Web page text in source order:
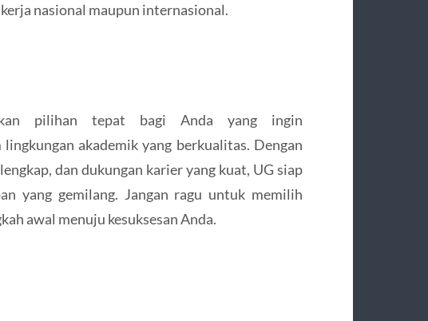
nasional maupun internasional.
pilihan tepat bagi Anda yang ingin
akademik yang berkualitas. Dengan
dan dukungan karier yang kuat, UG siap
yang gemilang. Jangan ragu untuk memilih
awal menuju kesuksesan Anda.